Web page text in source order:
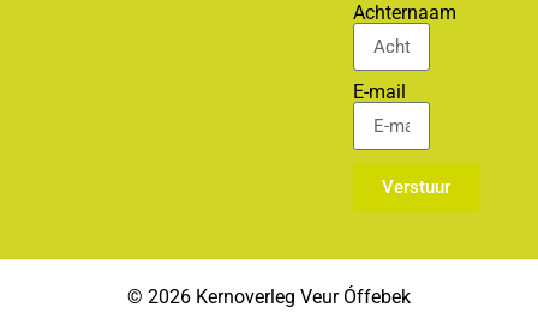
Achternaam
E-mail
Verstuur
© 2026 Kernoverleg Veur Óffebek